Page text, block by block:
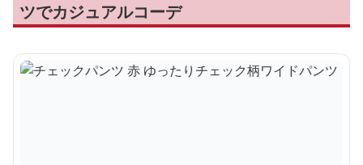
ツでカジュアルコーデ